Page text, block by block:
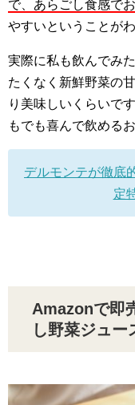
で、あらごし食感で
やすいということがわ
実際に私も飲んでみ
たくなく新鮮野菜の
り美味しいくらいで
もでも喜んで飲める
デルモンテが徹底
定
Amazonで即
し野菜ジュー